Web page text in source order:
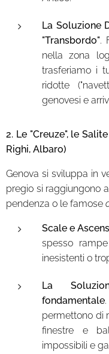
La Soluzione
"Transbordo".
nella zona
trasferiamo i
ridotte
genovesi e
2. Le "Creuze", le
Righi, Albaro)
Genova si sviluppa in
pregio si raggiungono
pendenza o le famose
Scale e
spesso
inesistenti o
La
fondamentale
permettono di
finestre e
impossibili e